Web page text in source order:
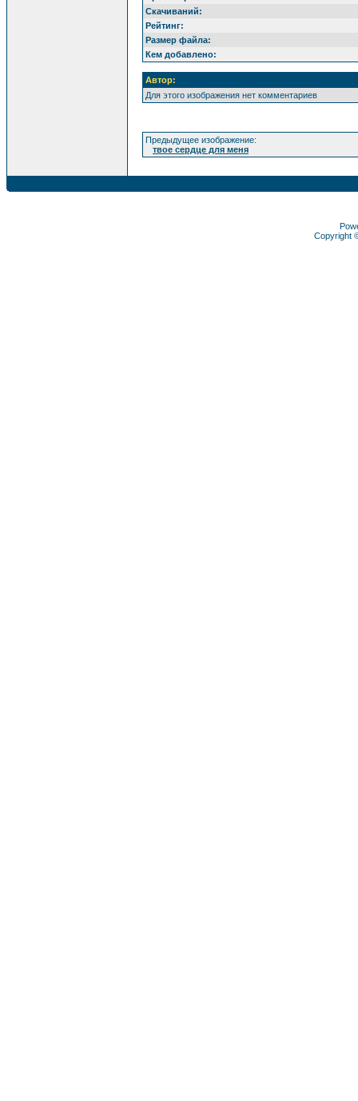
Скачиваний:
Рейтинг:
Размер файла:
Кем добавлено:
Автор:
Для этого изображения нет комментариев
Предыдущее изображение:
твое сердце для меня
Copyright